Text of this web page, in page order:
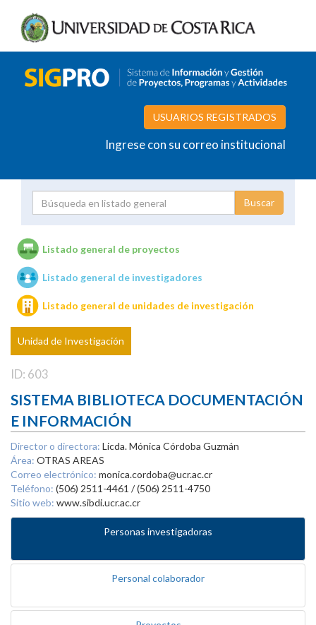
USUARIOS REGISTRADOS
Ingrese con su correo institucional
Unidades de investigación
Listado general de proyectos
Listado general de investigadores
Listado general de unidades de investigación
Unidad de Investigación
ID: 603
SISTEMA BIBLIOTECA DOCUMENTACIÓN
E INFORMACIÓN
Director o directora: Licda. Mónica Córdoba Guzmán
Área: OTRAS AREAS
Correo electrónico: monica.cordoba@ucr.ac.cr
Teléfono: (506) 2511-4461 / (506) 2511-4750
Sitio web: www.sibdi.ucr.ac.cr
Personas investigadoras
Personal colaborador